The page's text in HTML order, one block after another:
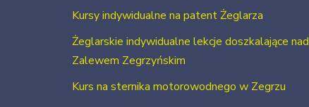
Kursy indywidualne na patent Żeglarza
Żeglarskie indywidualne lekcje doszkalające nad
Zalewem Zegrzyńskim
Kurs na sternika motorowodnego w Zegrzu